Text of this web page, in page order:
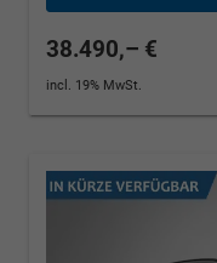
38.490,– €
incl. 19% MwSt.